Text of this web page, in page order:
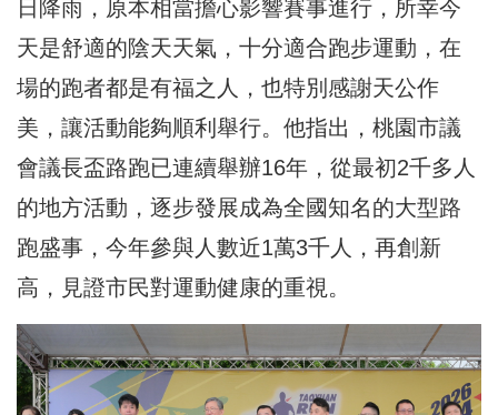
日降雨，原本相當擔心影響賽事進行，所幸今
天是舒適的陰天天氣，十分適合跑步運動，在
場的跑者都是有福之人，也特別感謝天公作
美，讓活動能夠順利舉行。他指出，桃園市議
會議長盃路跑已連續舉辦16年，從最初2千多人
的地方活動，逐步發展成為全國知名的大型路
跑盛事，今年參與人數近1萬3千人，再創新
高，見證市民對運動健康的重視。